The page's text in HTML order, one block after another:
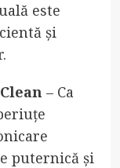
este
și
– Ca
puternică și